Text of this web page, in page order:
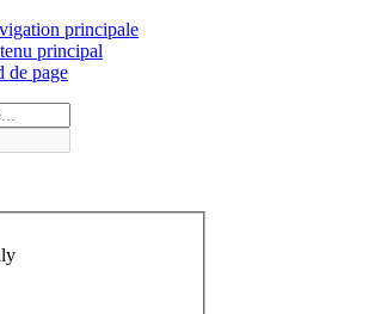
principale
principal
de page